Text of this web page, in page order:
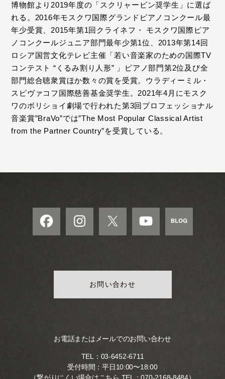
博物館より2019年度の「スクリャービン奨学生」に選ば
れる。2016年モスクワ国際グランドピアノコンクール最
年少受賞、2015年第1回クライネフ・ モスクワ国際ピア
ノコンクールジュニア部門最年少第1位、2013年第14回
ロシア国営文化テレビ主催「若い音楽家のための国際TV
コンテスト “くるみ割り人形” 」ピアノ部門第2位及び全
部門総合聴衆賞ほか数々の賞を受賞。ウラディーミル・
スピヴァコフ国際慈善基金奨学生。2021年4月にモスク
ワのボリショイ劇場で行われた第3回プロフェッショナル
音楽賞”BraVo”では”The Most Popular Classical Artist
from the Partner Country”を受賞している。
お問い合わせ
お電話またはメールでのお問い合わせ
TEL： 03-6452-6711
受付時間：平日10:00〜18:00